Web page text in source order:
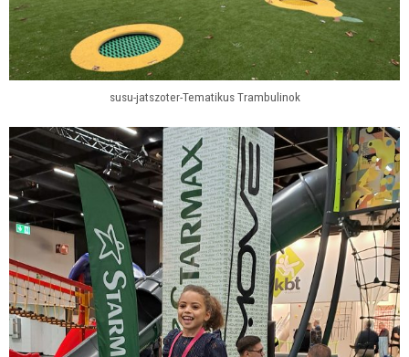
susu-jatszoter-Tematikus Trambulinok